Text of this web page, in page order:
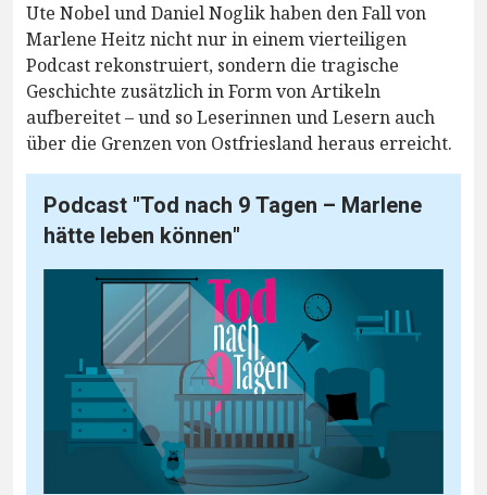
Ute Nobel und Daniel Noglik haben den Fall von
Marlene Heitz nicht nur in einem vierteiligen
Podcast rekonstruiert, sondern die tragische
Geschichte zusätzlich in Form von Artikeln
aufbereitet – und so Leserinnen und Lesern auch
über die Grenzen von Ostfriesland heraus erreicht.
Podcast "Tod nach 9 Tagen – Marlene
hätte leben können"